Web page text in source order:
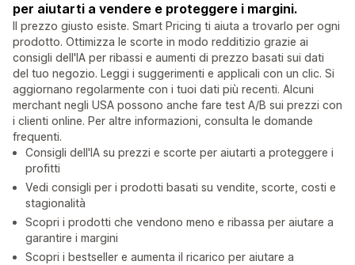
per aiutarti a vendere e proteggere i margini.
Il prezzo giusto esiste. Smart Pricing ti aiuta a trovarlo per ogni
prodotto. Ottimizza le scorte in modo redditizio grazie ai
consigli dell'IA per ribassi e aumenti di prezzo basati sui dati
del tuo negozio. Leggi i suggerimenti e applicali con un clic. Si
aggiornano regolarmente con i tuoi dati più recenti. Alcuni
merchant negli USA possono anche fare test A/B sui prezzi con
i clienti online. Per altre informazioni, consulta le domande
frequenti.
Consigli dell'IA su prezzi e scorte per aiutarti a proteggere i
profitti
Vedi consigli per i prodotti basati su vendite, scorte, costi e
stagionalità
Scopri i prodotti che vendono meno e ribassa per aiutare a
garantire i margini
Scopri i bestseller e aumenta il ricarico per aiutare a